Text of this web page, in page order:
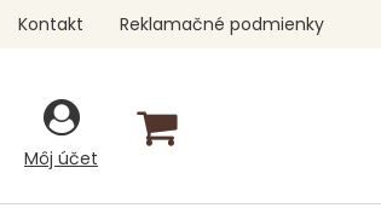
Môj účet
Kontakt Reklamačné podmienky